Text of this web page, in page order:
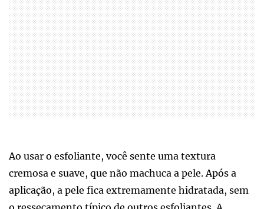
Ao usar o esfoliante, você sente uma textura
cremosa e suave, que não machuca a pele. Após a
aplicação, a pele fica extremamente hidratada, sem